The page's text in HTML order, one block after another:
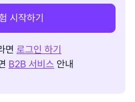
시작하기
면 로그인 하기
B2B 서비스 안내